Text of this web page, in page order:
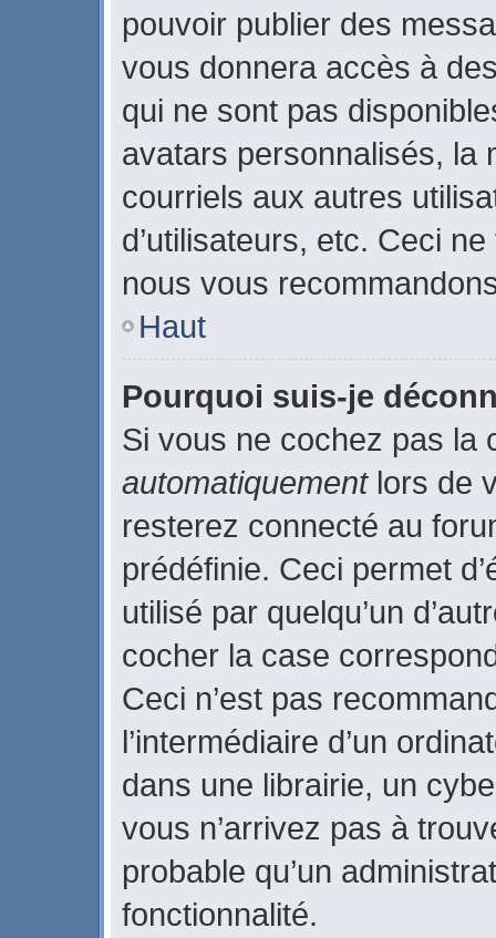
pouvoir publier des
vous donnera accès à
qui ne sont pas
avatars personnalisés, la
courriels aux autres
d’utilisateurs, etc. Ceci
nous vous
Haut
Pourquoi suis-je
Si vous ne cochez pas la
automatiquementlors de
resterez connecté au
prédéfinie. Ceci permet
utilisé par quelqu’un
cocher la case
Ceci n’est pas
l’intermédiaire d’un
dans une librairie, un
vous n’arrivez pas à
probable qu’un
fonctionnalité.